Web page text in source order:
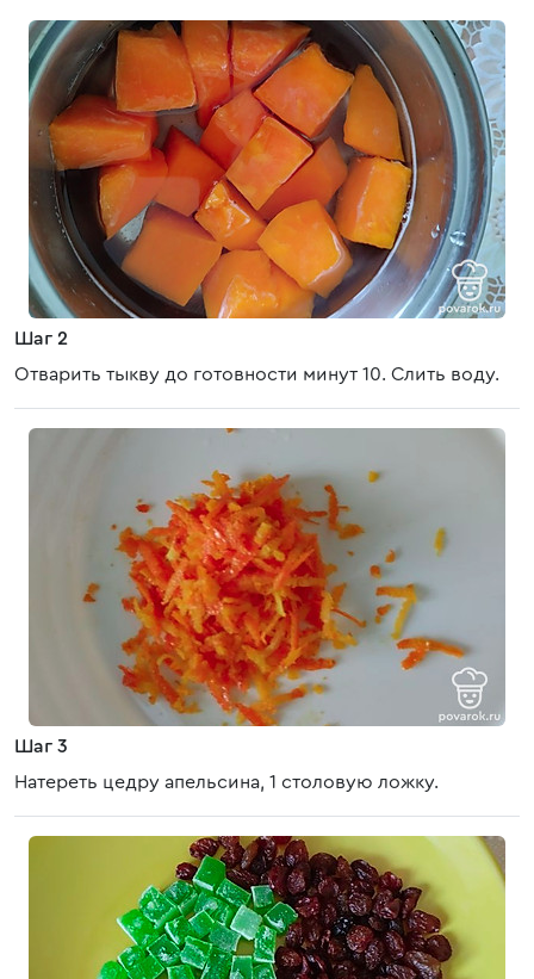
Шаг 2
Отварить тыкву до готовности минут 10. Слить воду.
Шаг 3
Натереть цедру апельсина, 1 столовую ложку.